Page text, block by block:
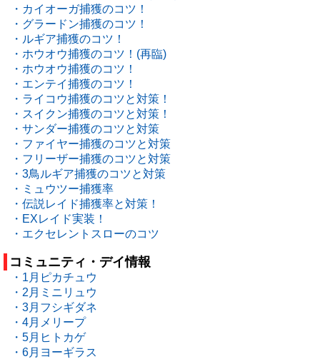
・カイオーガ捕獲のコツ！
・グラードン捕獲のコツ！
・ルギア捕獲のコツ！
・ホウオウ捕獲のコツ！(再臨)
・ホウオウ捕獲のコツ！
・エンテイ捕獲のコツ！
・ライコウ捕獲のコツと対策！
・スイクン捕獲のコツと対策！
・サンダー捕獲のコツと対策
・ファイヤー捕獲のコツと対策
・フリーザー捕獲のコツと対策
・3鳥ルギア捕獲のコツと対策
・ミュウツー捕獲率
・伝説レイド捕獲率と対策！
・EXレイド実装！
・エクセレントスローのコツ
コミュニティ・デイ情報
・1月ピカチュウ
・2月ミニリュウ
・3月フシギダネ
・4月メリープ
・5月ヒトカゲ
・6月ヨーギラス